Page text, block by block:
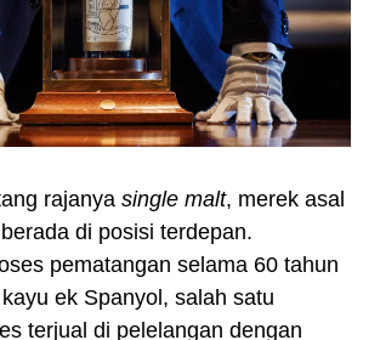
rajanya single malt, merek asal
di posisi terdepan.
pematangan selama 60 tahun
ek Spanyol, salah satu
terjual di pelelangan dengan